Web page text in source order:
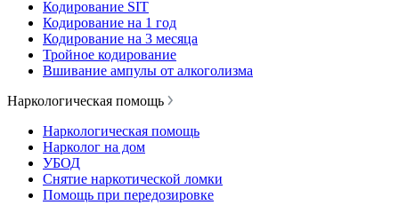
Кодирование SIT
Кодирование на 1 год
Кодирование на 3 месяца
Тройное кодирование
Вшивание ампулы от алкоголизма
Наркологическая помощь
Наркологическая помощь
Нарколог на дом
УБОД
Снятие наркотической ломки
Помощь при передозировке